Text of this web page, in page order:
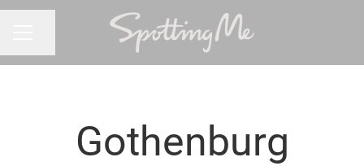
Gothenburg